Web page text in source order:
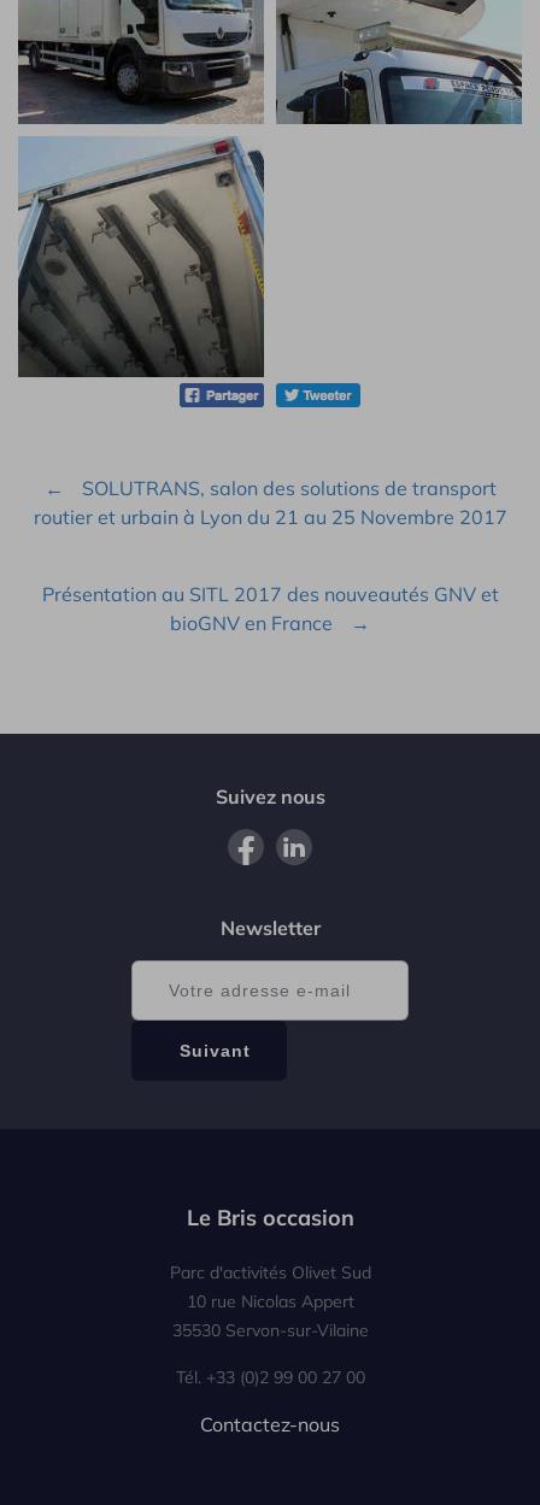
SOLUTRANS, salon des solutions de transport
routier et urbain à Lyon du 21 au 25 Novembre 2017
Présentation au SITL 2017 des nouveautés GNV et
bioGNV en France
Suivez nous
Newsletter
Le Bris occasion
Parc d'activités Olivet Sud
10 rue Nicolas Appert
35530 Servon-sur-Vilaine
Tél. +33 (0)2 99 00 27 00
Contactez-nous